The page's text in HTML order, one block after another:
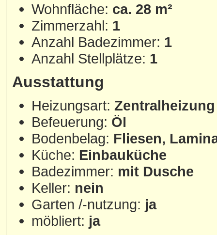
Wohnfläche: ca. 28 m²
Zimmerzahl: 1
Anzahl Badezimmer: 1
Anzahl Stellplätze: 1
Ausstattung
Heizungsart: Zentralheizung
Befeuerung: Öl
Bodenbelag: Fliesen,
Küche: Einbauküche
Badezimmer: mit Dusche
Keller: nein
Garten /-nutzung: ja
möbliert: ja